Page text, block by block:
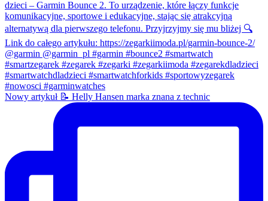
Nowy artykuł 📝 Helly Hansen marka znana z technic